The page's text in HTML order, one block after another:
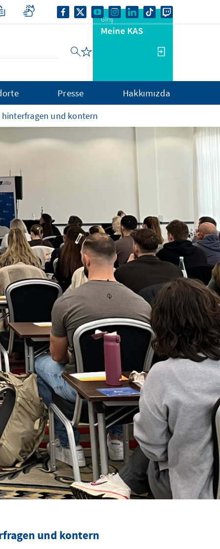
Giriş
Meine KAS
Presse Hakkımızda
und kontern
und kontern